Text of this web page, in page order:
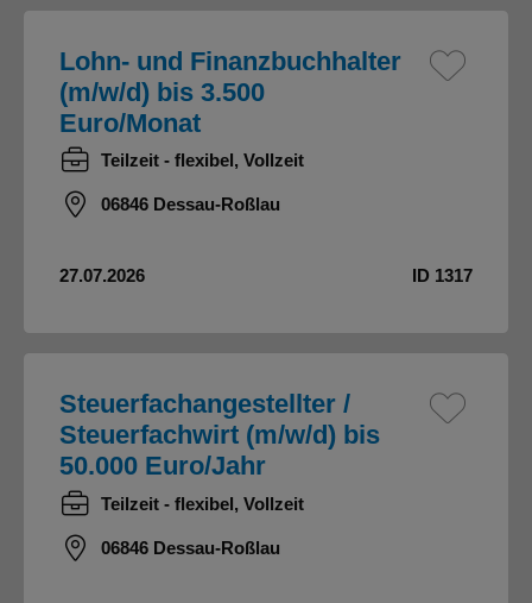
Lohn- und Finanzbuchhalter
(m/w/d) bis 3.500
Euro/Monat
Teilzeit - flexibel, Vollzeit
06846 Dessau-Roßlau
27.07.2026 ID 1317
Steuerfachangestellter /
Steuerfachwirt (m/w/d) bis
50.000 Euro/Jahr
Teilzeit - flexibel, Vollzeit
06846 Dessau-Roßlau